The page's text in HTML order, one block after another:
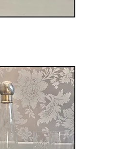
rapide